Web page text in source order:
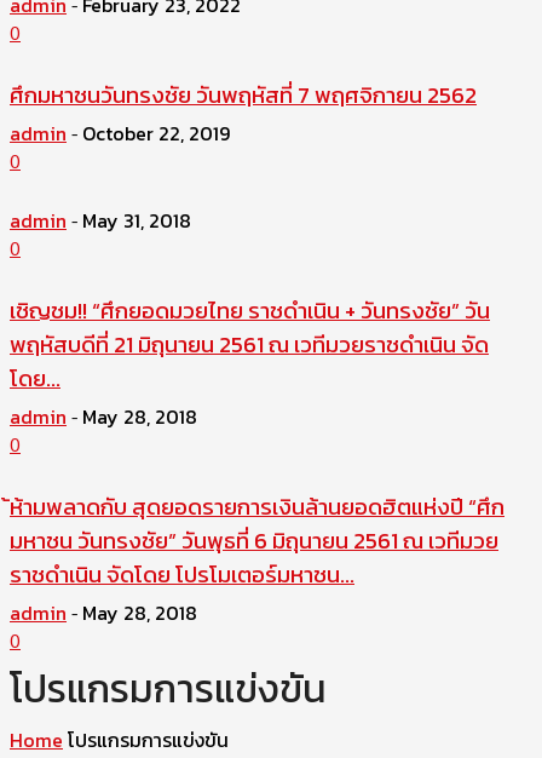
0
ศึกมหาชนวันทรงชัย วันพฤหัสที่ 7 พฤศจิกายน 2562
admin - October 22, 2019
0
admin - May 31, 2018
0
เชิญชม!! “ศึกยอดมวยไทย ราชดำเนิน + วันทรงชัย” วัน
พฤหัสบดีที่ 21 มิถุนายน 2561 ณ เวทีมวยราชดำเนิน จัด
โดย...
admin - May 28, 2018
0
้ห้ามพลาดกับ สุดยอดรายการเงินล้านยอดฮิตแห่งปี “ศึก
มหาชน วันทรงชัย” วันพุธที่ 6 มิถุนายน 2561 ณ เวทีมวย
ราชดำเนิน จัดโดย โปรโมเตอร์มหาชน...
admin - May 28, 2018
0
โปรแกรมการแข่งขัน
Home โปรแกรมการแข่งขัน